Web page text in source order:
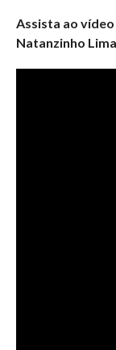
Assista ao vídeo
Natanzinho